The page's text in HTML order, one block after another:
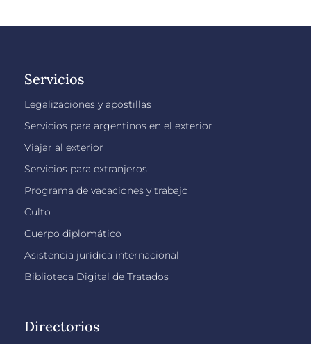
Servicios
Legalizaciones y apostillas
Servicios para argentinos en el exterior
Viajar al exterior
Servicios para extranjeros
Programa de vacaciones y trabajo
Culto
Cuerpo diplomático
Asistencia jurídica internacional
Biblioteca Digital de Tratados
Directorios